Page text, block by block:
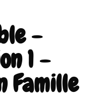
-
1 -
Famille